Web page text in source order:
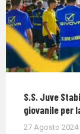
S.S. Juve
giovanile per
27 Agosto 2024